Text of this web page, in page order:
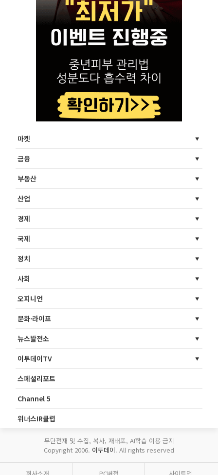
마켓
금융
부동산
산업
경제
국제
정치
사회
오피니언
문화·라이프
뉴스발전소
이투데이TV
스페셜리포트
Channel 5
위너스IR클럽
무단전재 및 수집, 복사, 재배포, AI학습 이용 금지
Copyright 2006. 이투데이. All rights reserved